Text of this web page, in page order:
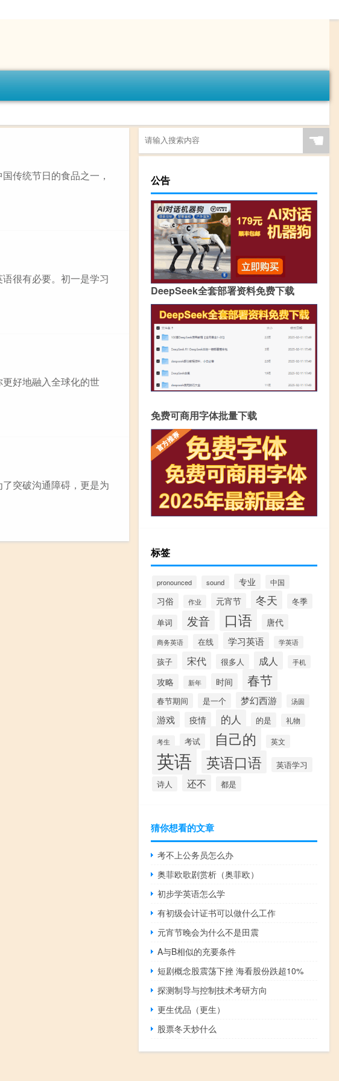
传统节日的食品之一，
很有必要。初一是学习
好地融入全球化的世
突破沟通障碍，更是为
☚
公告
DeepSeek全套部署资料免费下载
免费可商用字体批量下载
标签
pronounced sound 专业 中国
习俗 作业 元宵节 冬天
冬季
单词
发音 口语 唐代
商务英语 在线 学习英语 学英语
孩子 宋代 很多人 成人 手机
攻略 新年 时间 春节
春节期间 是一个 梦幻西游 汤圆
游戏 疫情 的人 的是 礼物
考生 考试 自己的 英文
英语 英语口语
英语学习
诗人
还不 都是
猜你想看的文章
考不上公务员怎么办
奥菲欧歌剧赏析（奥菲欧）
初步学英语怎么学
有初级会计证书可以做什么工作
元宵节晚会为什么不是田震
A与B相似的充要条件
短剧概念股震荡下挫 海看股份跌超10%
探测制导与控制技术考研方向
更生优品（更生）
股票冬天炒什么